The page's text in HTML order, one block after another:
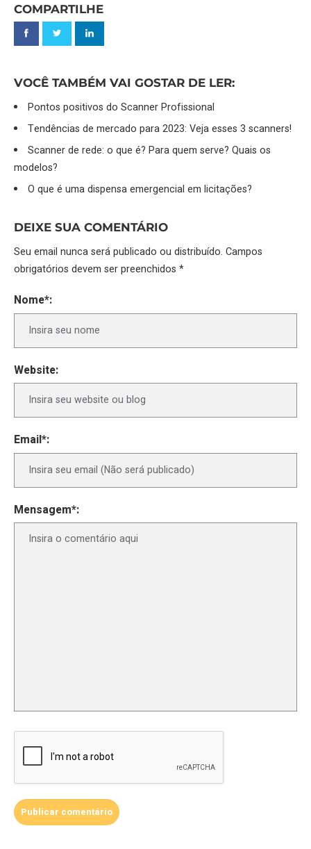
COMPARTILHE
VOCÊ TAMBÉM VAI GOSTAR DE LER:
Pontos positivos do Scanner Profissional
Tendências de mercado para 2023: Veja esses 3 scanners!
Scanner de rede: o que é? Para quem serve? Quais os
modelos?
O que é uma dispensa emergencial em licitações?
DEIXE SUA COMENTÁRIO
Seu email nunca será publicado ou distribuído. Campos
obrigatórios devem ser preenchidos *
Nome*:
Website:
Email*:
Mensagem*: